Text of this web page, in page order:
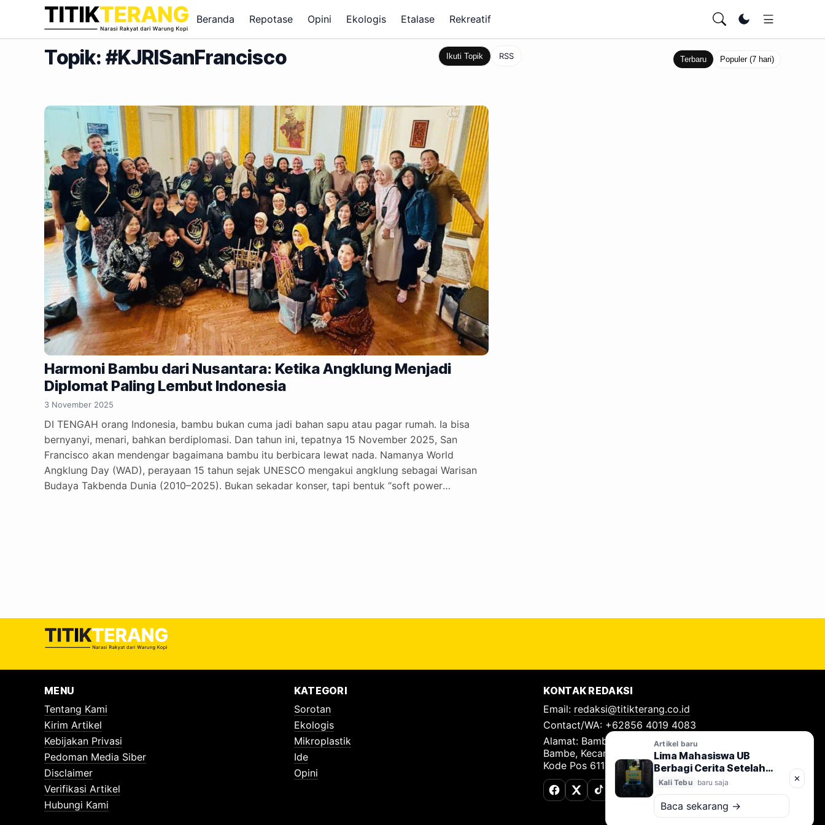
Lewati ke konten
Beranda
Repotase Opini Ekologis Etalase Rekreatif Ubah tema
Topik: #KJRISanFrancisco Ikuti Topik RSS Terbaru Populer (7 hari)
Harmoni Bambu dari Nusantara: Ketika Angklung Menjadi
Diplomat Paling Lembut Indonesia
3 November 2025
DI TENGAH orang Indonesia, bambu bukan cuma jadi bahan sapu atau pagar rumah. Ia bisa
bernyanyi, menari, bahkan berdiplomasi. Dan tahun ini, tepatnya 15 November 2025, San
Francisco akan mendengar bagaimana bambu itu berbicara lewat nada. Namanya World
Angklung Day (WAD), perayaan 15 tahun sejak UNESCO mengakui angklung sebagai Warisan
Budaya Takbenda Dunia (2010–2025). Bukan sekadar konser, tapi bentuk “soft power
MENU
Tentang Kami
Kirim Artikel
Kebijakan Privasi
Pedoman Media Siber
Disclaimer
Verifikasi Artikel
Hubungi Kami
KATEGORI
Sorotan
Ekologis
Mikroplastik
Ide
Opini
KONTAK REDAKSI
Email: redaksi@titikterang.co.id
Contact/WA: +62856 4019 4083
Alamat: Bambe Nomor 115, RT 009 RW 009, Desa
Bambe, Kecamatan Driyorejo, Kabupaten Gresik,
Kode Pos 61177
FacebookX (Twitter)
TikTok
Artikel baru
Lima Mahasiswa UB
Berbagi Cerita Setelah
Mengayuh Refelin di Kali
Tebu Surabaya
Kali Tebu baru saja
Baca sekarang →
✕